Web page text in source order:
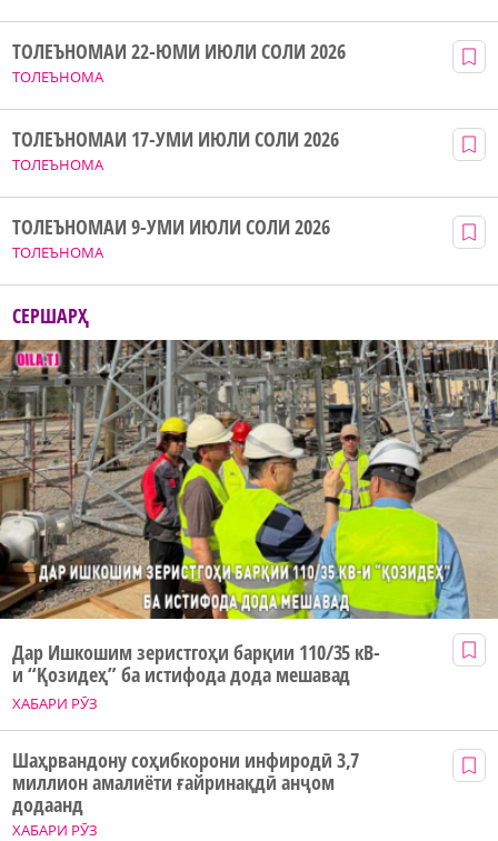
ТОЛЕЪНОМА
ТОЛЕЪНОМАИ 22-ЮМИ ИЮЛИ СОЛИ 2026
ТОЛЕЪНОМА
ТОЛЕЪНОМАИ 17-УМИ ИЮЛИ СОЛИ 2026
ТОЛЕЪНОМА
ТОЛЕЪНОМАИ 9-УМИ ИЮЛИ СОЛИ 2026
СЕРШАРҲ
ХАБАРИ РӮЗ
Дар Ишкошим зеристгоҳи барқии 110/35 кВ-
и “Қозидеҳ” ба истифода дода мешавад
ХАБАРИ РӮЗ
Шаҳрвандону соҳибкорони инфиродӣ 3,7
миллион амалиёти ғайринақдӣ анҷом
додаанд